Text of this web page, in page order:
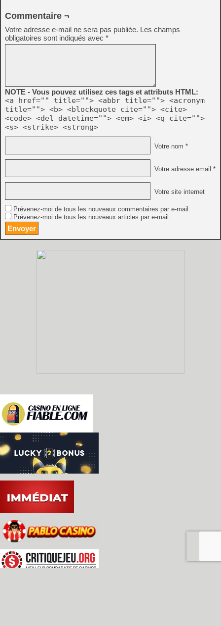
Commentaire ¬
Votre adresse e-mail ne sera pas publiée. Les champs
obligatoires sont indiqués avec *
NOTE - Vous pouvez utilisez ces tags et attributs HTML:
<a href="" title=""> <abbr title=""> <acronym
title=""> <b> <blockquote cite=""> <cite>
<code> <del datetime=""> <em> <i> <q cite="">
<s> <strike> <strong>
Votre nom *
Votre adresse email *
Votre site internet
Prévenez-moi de tous les nouveaux commentaires par e-mail.
Prévenez-moi de tous les nouveaux articles par e-mail.